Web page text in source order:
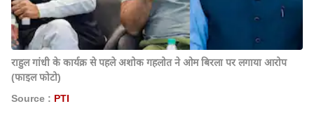
राहुल गांधी के कार्यक्र से पहले अशोक गहलोत ने ओम बिरला पर लगाया आरोप
(फाइल फोटो)
Source : PTI